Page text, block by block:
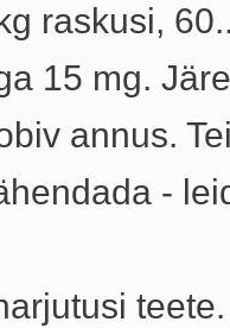
raskusi,
15 mg.
annus.
-
teete.